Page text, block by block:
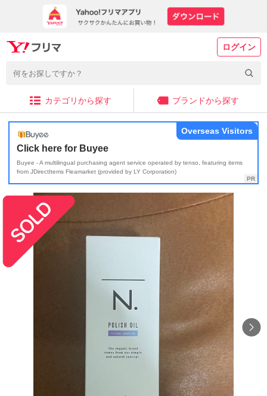
ログイン
カテゴリから探す ブランドから探す
Click here for Buyee
Buyee - A multilingual purchasing agent service operated by tenso, featuring items
from JDirectItems Fleamarket (provided by LY Corporation)
Overseas Visitors